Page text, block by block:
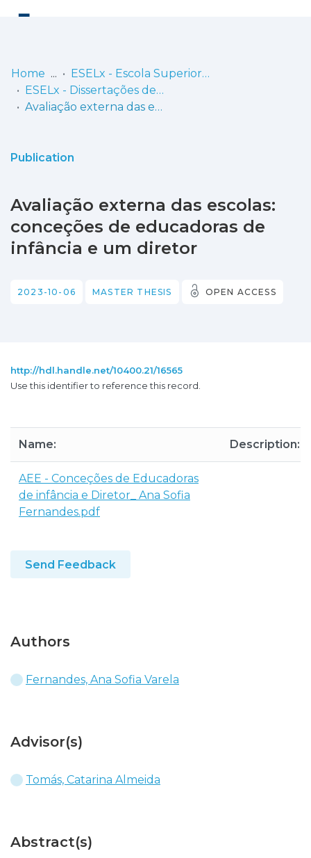
Communities
Statistics
Home
ESELx - Escola Superior de Educação de Lisboa
ESELx - Dissertações de Mestrado
Avaliação externa das escolas: conceções de educadoras de infância e um diretor
Publication
Avaliação externa das escolas:
conceções de educadoras de
infância e um diretor
2023-10-06 MASTER THESIS OPEN ACCESS
http://hdl.handle.net/10400.21/16565
Use this identifier to reference this record.
Name: Description:
AEE - Conceções de Educadoras
de infância e Diretor_ Ana Sofia
Fernandes.pdf
Send Feedback
Authors
Fernandes, Ana Sofia Varela
Advisor(s)
Tomás, Catarina Almeida
Abstract(s)